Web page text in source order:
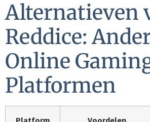
Alternatieven
Reddice:
Online
Platformen